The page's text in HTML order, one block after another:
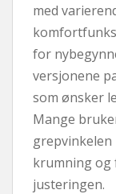
med
for
versjonene
som ønsker
Mange
krumning og
justeringen.